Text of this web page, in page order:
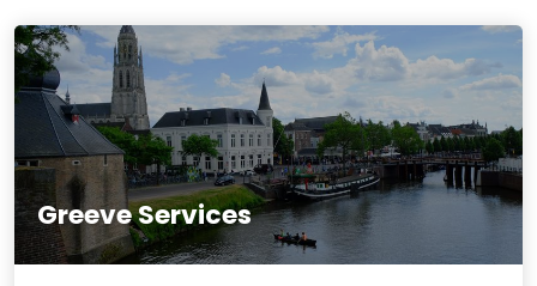
Greeve Services